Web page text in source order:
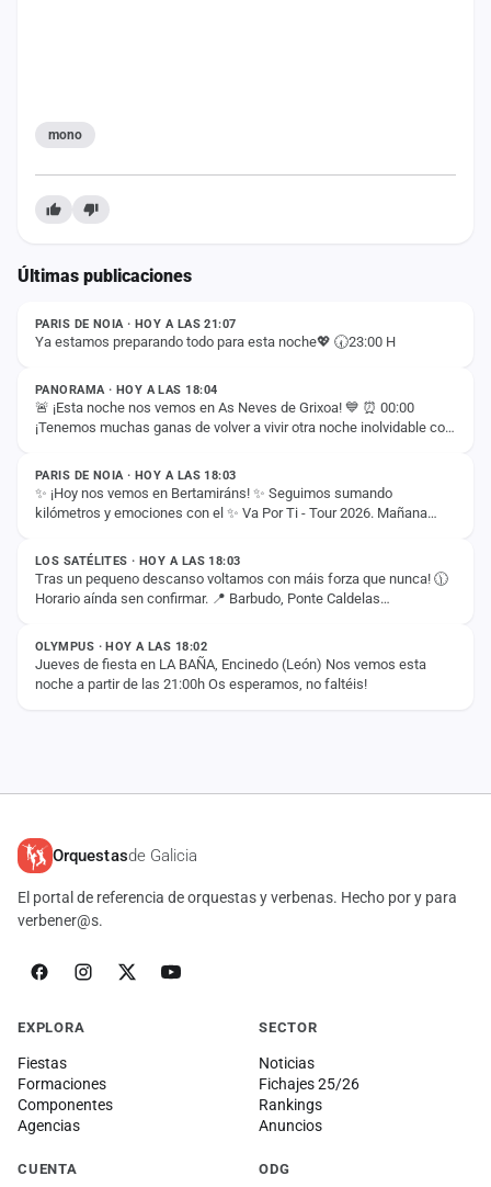
mono
Últimas publicaciones
ESTADO
PARIS DE NOIA · HOY A LAS 21:07
Ya estamos preparando todo para esta noche💖 🕢23:00 H
ESTADO
PANORAMA · HOY A LAS 18:04
🚨 ¡Esta noche nos vemos en As Neves de Grixoa! 💙 ⏰ 00:00
¡Tenemos muchas ganas de volver a vivir otra noche inolvidable con
ESTADO
PARIS DE NOIA · HOY A LAS 18:03
✨ ¡Hoy nos vemos en Bertamiráns! ✨ Seguimos sumando
kilómetros y emociones con el ✨ Va Por Ti - Tour 2026. Mañana
ESTADO
LOS SATÉLITES · HOY A LAS 18:03
Tras un pequeno descanso voltamos con máis forza que nunca! 🕦
Horario aínda sen confirmar. 📍 Barbudo, Ponte Caldelas
ESTADO
OLYMPUS · HOY A LAS 18:02
Jueves de fiesta en LA BAÑA, Encinedo (León) Nos vemos esta
noche a partir de las 21:00h Os esperamos, no faltéis!
Orquestasde Galicia
El portal de referencia de orquestas y verbenas. Hecho por y para
verbener@s.
EXPLORA
Fiestas
Formaciones
Componentes
Agencias
SECTOR
Noticias
Fichajes 25/26
Rankings
Anuncios
CUENTA ODG